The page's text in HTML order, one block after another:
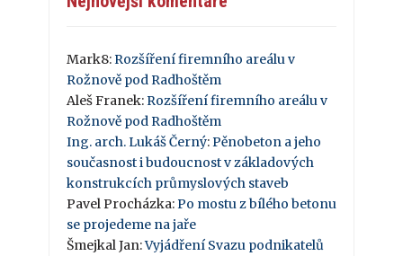
Mark8: Rozšíření firemního areálu v
Rožnově pod Radhoštěm
Aleš Franek: Rozšíření firemního areálu v
Rožnově pod Radhoštěm
Ing. arch. Lukáš Černý: Pěnobeton a jeho
současnost i budoucnost v základových
konstrukcích průmyslových staveb
Pavel Procházka: Po mostu z bílého betonu
se projedeme na jaře
Šmejkal Jan:Vyjádření Svazu podnikatelů